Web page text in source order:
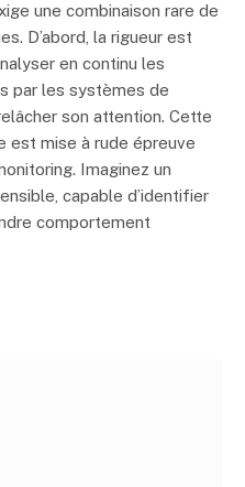
une combinaison rare de
D’abord, la rigueur est
en continu les
par les systèmes de
son attention. Cette
est mise à rude épreuve
Imaginez un
capable d’identifier
comportement